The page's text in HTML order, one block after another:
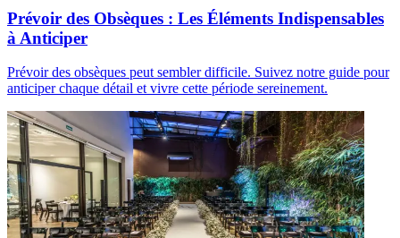
Prévoir des Obsèques : Les Éléments Indispensables
à Anticiper
Prévoir des obsèques peut sembler difficile. Suivez notre guide pour
anticiper chaque détail et vivre cette période sereinement.